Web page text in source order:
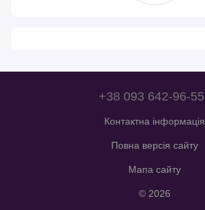
+38 093 642-96-55
Контактна інформація
Повна версія сайту
Мапа сайту
© 2026